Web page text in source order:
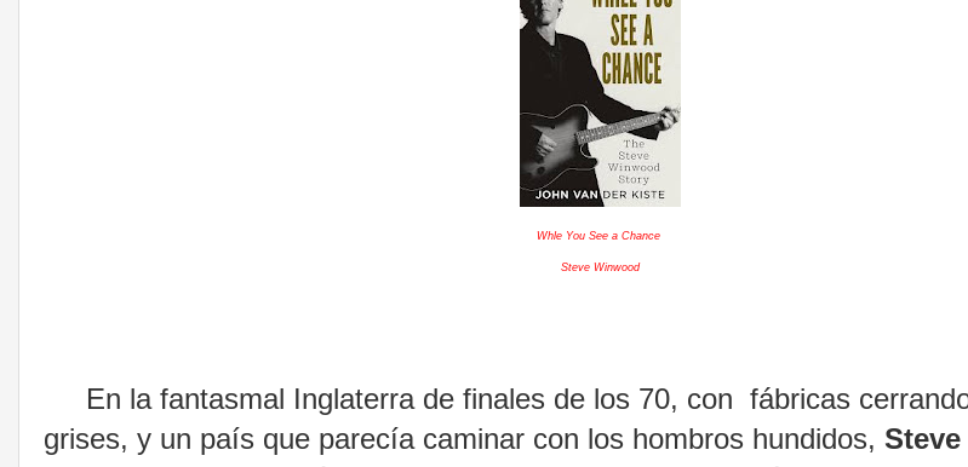
Whle You See a Chance
Steve Winwood
En la fantasmal Inglaterra de finales de los 70, con fábricas
grises, y un país que parecía caminar con los hombros hundidos,